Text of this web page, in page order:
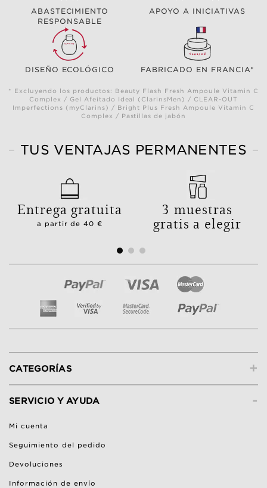
ABASTECIMIENTO
RESPONSABLE
APOYO A INICIATIVAS
DISEÑO ECOLÓGICO FABRICADO EN FRANCIA*
* Excluyendo los productos: Beauty Flash Fresh Ampoule Vitamin C
Complex / Gel Afeitado Ideal (ClarinsMen) / CLEAR-OUT
Imperfections (myClarins) / Bright Plus Fresh Ampoule Vitamin C
Complex / Pastillas de jabón
TUS VENTAJAS PERMANENTES
Entrega gratuita
a partir de 40 €
3 muestras
gratis a elegir
+
CATEGORÍAS
-
SERVICIO Y AYUDA
Mi cuenta
Seguimiento del pedido
Devoluciones
Información de envío